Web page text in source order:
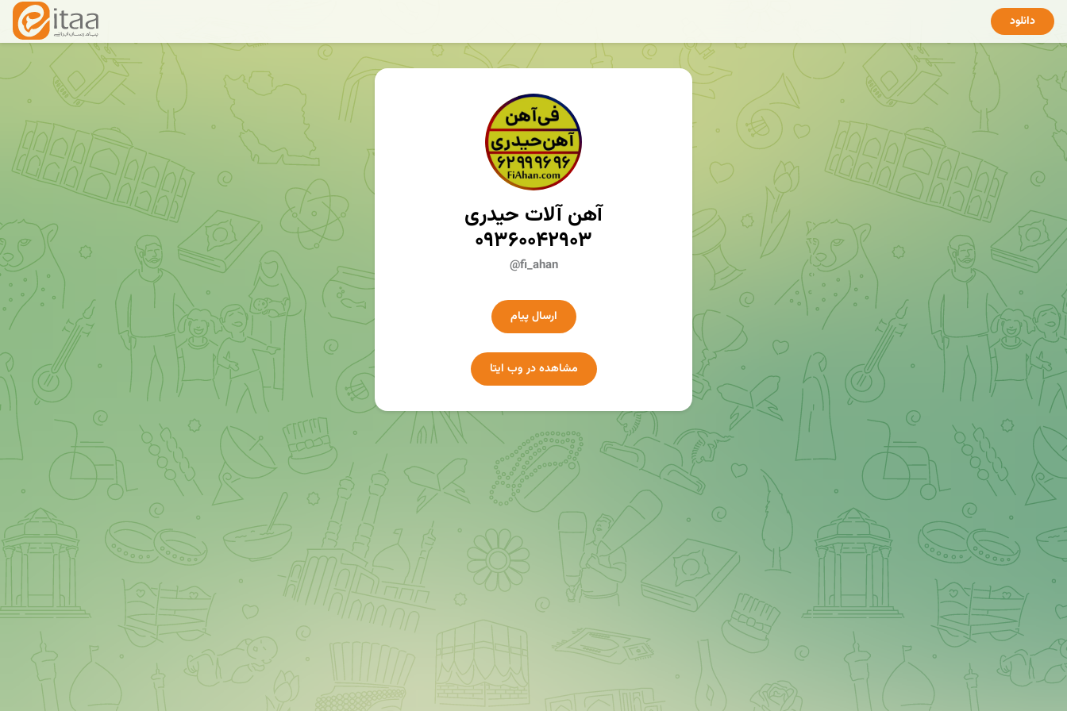
دانلود
آهن آلات حیدری
۰۹۳۶۰۰۴۲۹۰۳
@fi_ahan
ارسال پیام
مشاهده در وب ایتا